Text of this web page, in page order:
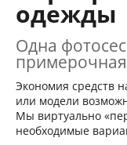
одежды
Одна
Экономия средств
или модели
Мы виртуально
необходимые